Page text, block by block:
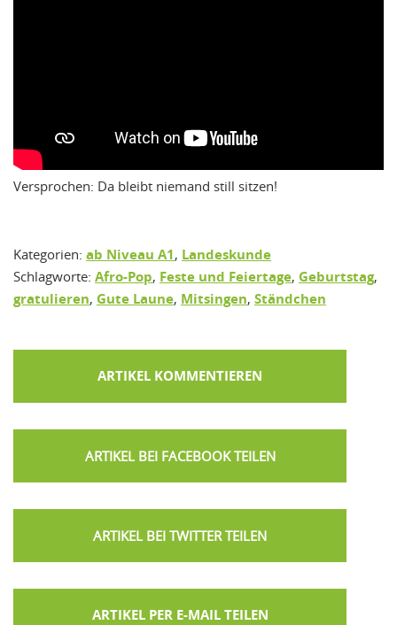
Versprochen: Da bleibt niemand still sitzen!
Kategorien: ab Niveau A1, Landeskunde
Schlagworte: Afro-Pop, Feste und Feiertage, Geburtstag,
gratulieren, Gute Laune, Mitsingen, Ständchen
ARTIKEL KOMMENTIEREN
ARTIKEL PER E-MAIL TEILEN